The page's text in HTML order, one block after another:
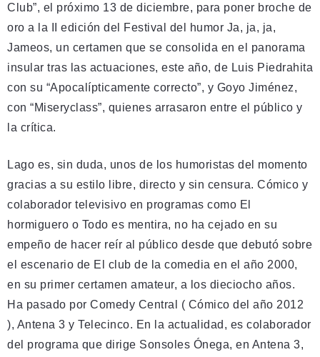
Club”, el próximo 13 de diciembre, para poner broche de
oro a la II edición del Festival del humor Ja, ja, ja,
Jameos, un certamen que se consolida en el panorama
insular tras las actuaciones, este año, de Luis Piedrahita
con su “Apocalípticamente correcto”, y Goyo Jiménez,
con “Miseryclass”, quienes arrasaron entre el público y
la crítica.
Lago es, sin duda, unos de los humoristas del momento
gracias a su estilo libre, directo y sin censura. Cómico y
colaborador televisivo en programas como El
hormiguero o Todo es mentira, no ha cejado en su
empeño de hacer reír al público desde que debutó sobre
el escenario de El club de la comedia en el año 2000,
en su primer certamen amateur, a los dieciocho años.
Ha pasado por Comedy Central ( Cómico del año 2012
), Antena 3 y Telecinco. En la actualidad, es colaborador
del programa que dirige Sonsoles Ónega, en Antena 3,